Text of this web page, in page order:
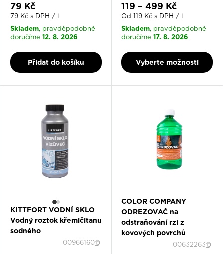
Slevová cena
79 Kč
79 Kč s DPH / l
Skladem, pravděpodobně
doručíme 12. 8. 2026
Přidat do košíku
Slevová cena
119 – 499 Kč
Od 119 Kč s DPH / l
Skladem, pravděpodobně
doručíme 17. 8. 2026
Vyberte možnosti
KITTFORT VODNÍ SKLO
Vodný roztok křemičitanu
sodného
00966160
COLOR COMPANY
ODREZOVAČ na
odstraňování rzi z
kovových povrchů
00632263